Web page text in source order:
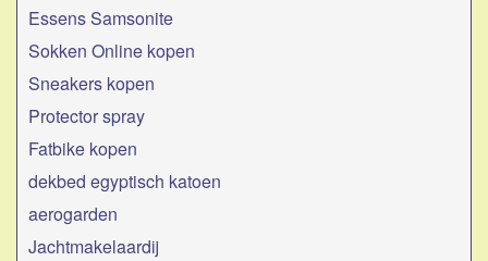
Essens Samsonite
Sokken Online kopen
Sneakers kopen
Protector spray
Fatbike kopen
dekbed egyptisch katoen
aerogarden
Jachtmakelaardij